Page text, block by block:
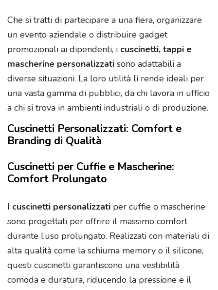
Che si tratti di partecipare a una fiera, organizzare
un evento aziendale o distribuire gadget
promozionali ai dipendenti, i cuscinetti, tappi e
mascherine personalizzati sono adattabili a
diverse situazioni. La loro utilità li rende ideali per
una vasta gamma di pubblici, da chi lavora in ufficio
a chi si trova in ambienti industriali o di produzione.
Cuscinetti Personalizzati: Comfort e
Branding di Qualità
Cuscinetti per Cuffie e Mascherine:
Comfort Prolungato
I cuscinetti personalizzati per cuffie o mascherine
sono progettati per offrire il massimo comfort
durante l’uso prolungato. Realizzati con materiali di
alta qualità come la schiuma memory o il silicone,
questi cuscinetti garantiscono una vestibilità
comoda e duratura, riducendo la pressione e il